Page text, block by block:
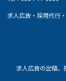
求人広告・採用代行
求人広告の出稿、